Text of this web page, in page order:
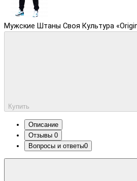
Мужские Штаны Своя Культура
Купить
Описание
Отзывы 0
Вопросы и ответы0